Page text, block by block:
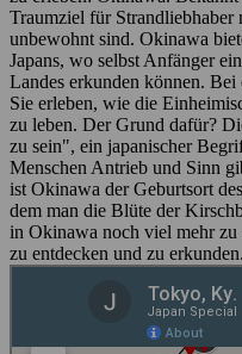
Traumziel für
unbewohnt sind. Okinawa
Japans, wo selbst Anfänger
Landes erkunden können.
Sie erleben, wie die
zu leben. Der Grund dafür?
zu sein", ein japanischer
Menschen Antrieb und Sinn
ist Okinawa der Geburtsort
dem man die Blüte der
in Okinawa noch viel mehr zu
zu entdecken und zu erkunden.